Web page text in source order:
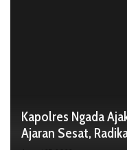
Kapolres Ngada
Ajaran Sesat,